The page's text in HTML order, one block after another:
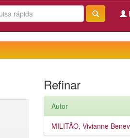
Refinar
Autor
MILITÃO, Vivianne